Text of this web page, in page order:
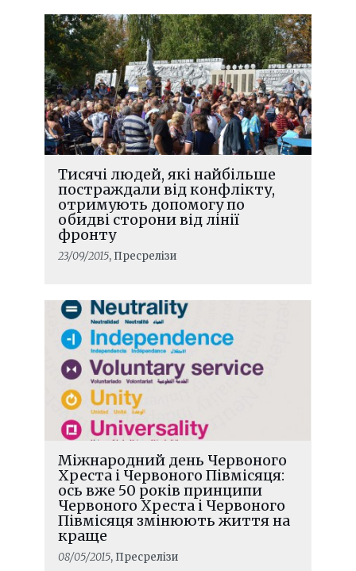
Тисячі людей, які найбільше
постраждали від конфлікту,
отримують допомогу по
обидві сторони від лінії
фронту
23/09/2015, Пресрелізи
Міжнародний день Червоного
Хреста і Червоного Півмісяця:
ось вже 50 років принципи
Червоного Хреста і Червоного
Півмісяця змінюють життя на
краще
08/05/2015, Пресрелізи